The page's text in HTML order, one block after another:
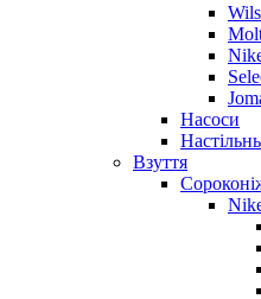
Насоси
Взуття